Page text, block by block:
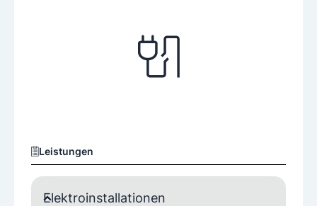
Leistungen
Elektroinstallationen